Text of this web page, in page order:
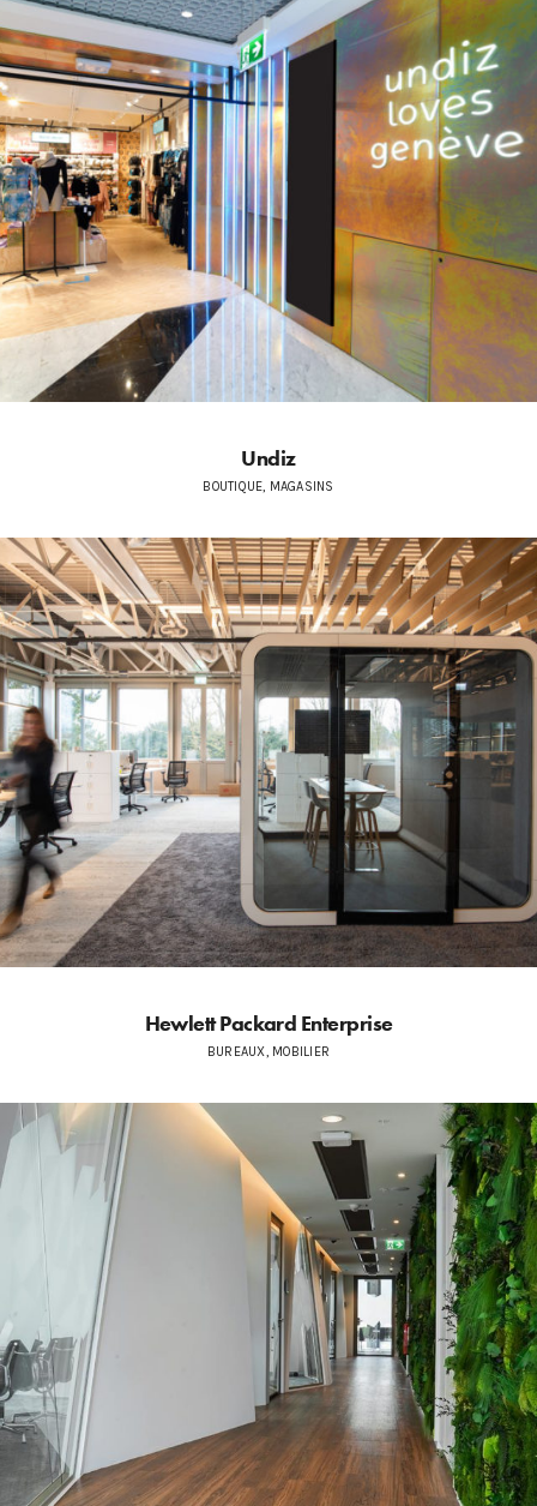
Undiz
BOUTIQUE, MAGASINS
Hewlett Packard Enterprise
BUREAUX, MOBILIER